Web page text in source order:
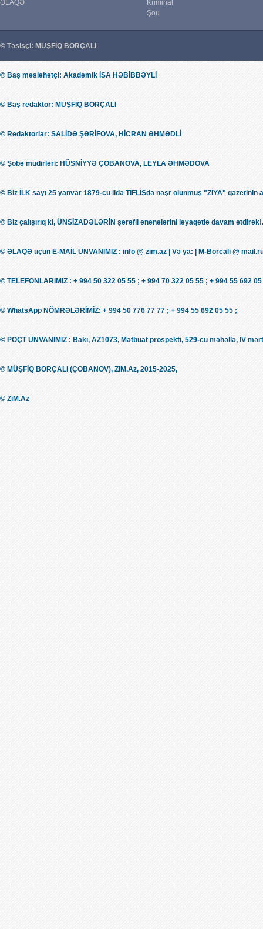
ƏLAQƏ
Kriminal
Şou
© Təsisçi: MÜŞFİQ BORÇALI
© Baş məsləhətçi: Akademik İSA HƏBİBBƏYLİ
© Baş redaktor: MÜŞFİQ BORÇALI
© Redaktorlar: SALİDƏ ŞƏRİFOVA, HİCRAN ƏHMƏDLİ
© Şöbə müdirləri: HÜSNİYYƏ ÇOBANOVA, LEYLA ƏHMƏDOVA
© Biz İLK sayı 25 yanvar 1879-cu ildə TİFLİSdə nəşr olunmuş "ZİYA" qəzetinin
© Biz çalışırıq ki, ÜNSİZADƏLƏRİN şərəfli ənənələrini ləyaqətlə davam
© ƏLAQƏ üçün E-MAİL ÜNVANIMIZ : info @ zim.az | Və ya: | M-Borcali @
© TELEFONLARIMIZ : + 994 50 322 05 55 ; + 994 70 322 05 55 ; + 994 55 692
© WhatsApp NÖMRƏLƏRİMİZ: + 994 50 776 77 77 ; + 994 55 692 05 55 ;
© POÇT ÜNVANIMIZ : Bakı, AZ1073, Mətbuat prospekti, 529-cu məhəllə, IV
© MÜŞFİQ BORÇALI (ÇOBANOV), ZiM.Az, 2015-2025,
© ZiM.Az